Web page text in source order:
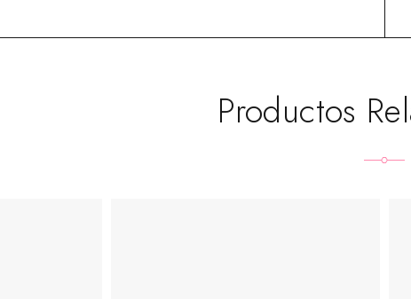
Productos